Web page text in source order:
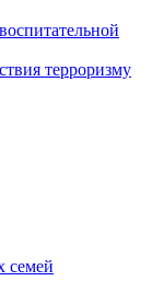
терроризму
семей